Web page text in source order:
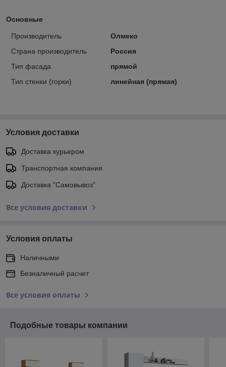
Основные
Производитель
Олмеко
Страна производитель
Россия
Тип фасада
прямой
Тип стенки (горки)
линейная (прямая)
Условия доставки
Доставка курьером
Транспортная компания
Доставка "Самовывоз"
Все условия доставки
Условия оплаты
Наличными
Безналичный расчет
Все условия оплаты
Подобные товары компании